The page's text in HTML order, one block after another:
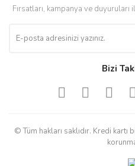
Fırsatları, kampanya ve
Bizi
© Tüm hakları saklıdır. Kredi